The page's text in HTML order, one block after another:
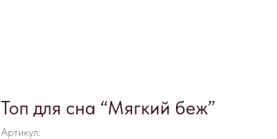
Топ для сна “Мягкий беж”
Артикул: